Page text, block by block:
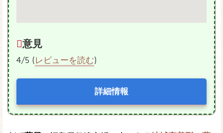
意見
4/5 (レビューを読む)
詳細情報